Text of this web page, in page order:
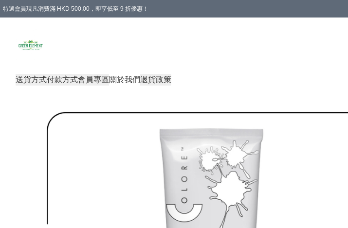
特選會員現凡消費滿 HKD 500.00，即享低至 9 折優惠！
送貨方式付款方式會員專區關於我們退貨政策